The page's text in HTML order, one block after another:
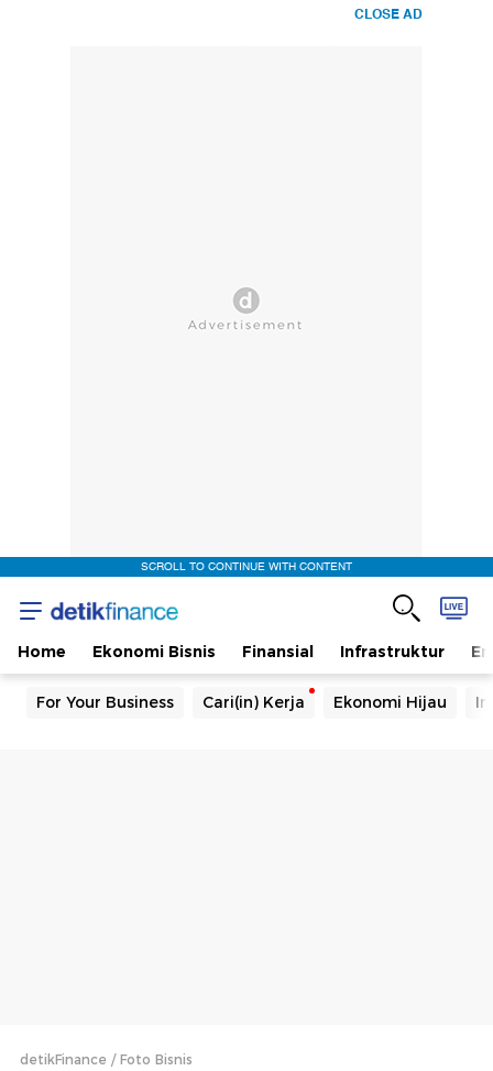
CLOSE AD
SCROLL TO CONTINUE WITH CONTENT
Home Ekonomi Bisnis Finansial Infrastruktur
For Your Business Cari(in) Kerja Ekonomi Hijau
detikFinance Foto Bisnis